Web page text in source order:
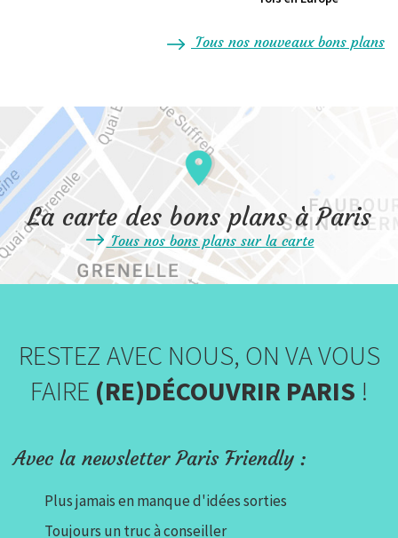
Tous nos nouveaux bons plans
La carte des bons plans à Paris
Tous nos bons plans sur la carte
RESTEZ AVEC NOUS, ON VA VOUS
FAIRE (RE)DÉCOUVRIR PARIS !
Avec la newsletter Paris Friendly :
Plus jamais en manque d'idées sorties
Toujours un truc à conseiller